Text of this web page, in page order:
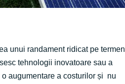
unui randament ridicat pe termen
tehnologii inovatoare sau a
augumentare a costurilor și nu